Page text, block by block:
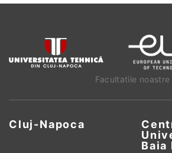
Facultatile noastre
Cluj-Napoca
Baia